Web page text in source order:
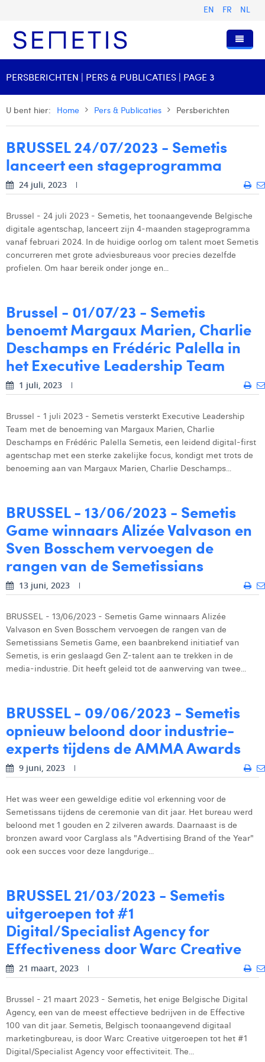
EN FR NL
Diensten
Digital Business Intelligence
Technologie
Trainingen
Onze Geschiedenis
Het Team
Anouk Allegaert
Arthur Collard
Camille Servais
Charlie Deschamps
Diane Tremouroux
Edouard Polet
Elio Civalleri
Eliott Pousset
Glenn Vanderlinden
Hanne Van Loock
Janne Beke
Justine Cremer
Laura Rooseleer
Laura Verhelst
Lena Pignoloni
Leonard Dierickx
Linda Kraim
Lisa Protin
Lotte Vranckx
Louis Nassogne
Lucas Taels
Margaux Marien
Margaux Snakkers
Mathias Segers
Ninon Chevalier
Olivia Lohest
Pieter Maesmans
Sebastiaan Reeskamp
Sven Bosschem
Thomas Kurevic
Thomas Riis
Onze Waarden
Omnicom Media Group
Certificeringen
Pers & Publicaties
Artikels
Presentaties en Cases
Persberichten
Klanten
Vacatures
Strategy Director
Digital Business Analyst
Digital Business Consultant NL
Contact
PERSBERICHTEN | PERS & PUBLICATIES | PAGE 3
U bent hier: Home Pers & Publicaties Persberichten
BRUSSEL 24/07/2023 - Semetis
lanceert een stageprogramma
24 juli, 2023
Brussel - 24 juli 2023 - Semetis, het toonaangevende Belgische
digitale agentschap, lanceert zijn 4-maanden stageprogramma
vanaf februari 2024. In de huidige oorlog om talent moet Semetis
concurreren met grote adviesbureaus voor precies dezelfde
profielen. Om haar bereik onder jonge en...
Brussel - 01/07/23 - Semetis
benoemt Margaux Marien, Charlie
Deschamps en Frédéric Palella in
het Executive Leadership Team
1 juli, 2023
Brussel - 1 juli 2023 - Semetis versterkt Executive Leadership
Team met de benoeming van Margaux Marien, Charlie
Deschamps en Frédéric Palella Semetis, een leidend digital-first
agentschap met een sterke zakelijke focus, kondigt met trots de
benoeming aan van Margaux Marien, Charlie Deschamps...
BRUSSEL - 13/06/2023 - Semetis
Game winnaars Alizée Valvason en
Sven Bosschem vervoegen de
rangen van de Semetissians
13 juni, 2023
BRUSSEL - 13/06/2023 - Semetis Game winnaars Alizée
Valvason en Sven Bosschem vervoegen de rangen van de
Semetissians Semetis Game, een baanbrekend initiatief van
Semetis, is erin geslaagd Gen Z-talent aan te trekken in de
media-industrie. Dit heeft geleid tot de aanwerving van twee...
BRUSSEL - 09/06/2023 - Semetis
opnieuw beloond door industrie-
experts tijdens de AMMA Awards
9 juni, 2023
Het was weer een geweldige editie vol erkenning voor de
Semetissans tijdens de ceremonie van dit jaar. Het bureau werd
beloond met 1 gouden en 2 zilveren awards. Daarnaast is de
bronzen award voor Carglass als "Advertising Brand of the Year"
ook een succes voor deze langdurige...
BRUSSEL 21/03/2023 - Semetis
uitgeroepen tot #1
Digital/Specialist Agency for
Effectiveness door Warc Creative
21 maart, 2023
Brussel - 21 maart 2023 - Semetis, het enige Belgische Digital
Agency, een van de meest effectieve bedrijven in de Effective
100 van dit jaar. Semetis, Belgisch toonaangevend digitaal
marketingbureau, is door Warc Creative uitgeroepen tot het #1
Digital/Specialist Agency voor effectiviteit. The...